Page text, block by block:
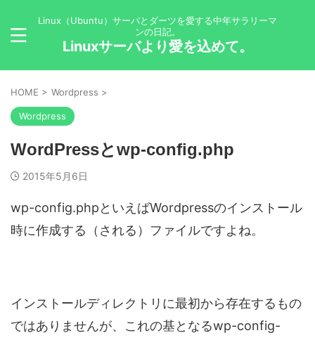
Linux（Ubuntu）サーバとダーツを愛する中年サラリーマ
ンの日記。
Linuxサーバより愛を込めて。
HOME > Wordpress >
Wordpress
WordPressとwp-config.php
2015年5月6日
wp-config.phpといえばWordpressのインストール
時に作成する（される）ファイルですよね。
インストールディレクトリに最初から存在するもの
ではありませんが、これの基となるwp-config-